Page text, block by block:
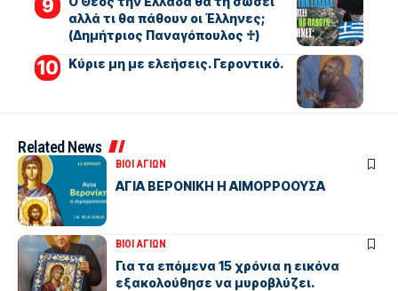
αλλά τι θα πάθουν οι Έλληνες;
(Δημήτριος Παναγόπουλος ♰)
Kύριε μη με ελεήσεις. Γεροντικό.
Related News
ΒΙΟΙ ΑΓΙΩΝ
ΑΓΙΑ ΒΕΡΟΝΙΚΗ Η ΑΙΜΟΡΡΟΟΥΣΑ
ΒΙΟΙ ΑΓΙΩΝ
Για τα επόμενα 15 χρόνια η εικόνα
εξακολούθησε να μυροβλύζει.